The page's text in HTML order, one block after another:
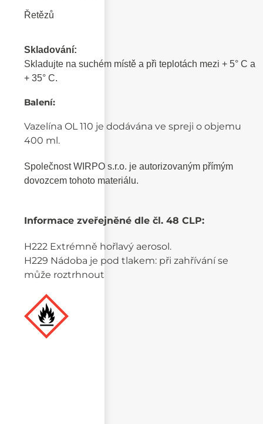
Řetězů
Skladování:
Skladujte na suchém místě a při teplotách mezi + 5° C a
+ 35° C.
Balení:
Vazelína OL 110 je dodávána ve spreji o objemu
400 ml.
Společnost WIRPO s.r.o. je autorizovaným přímým
dovozcem tohoto materiálu.
Informace zveřejněné dle čl. 48 CLP:
H222 Extrémně hořlavý aerosol.
H229 Nádoba je pod tlakem: při zahřívání se
může roztrhnout